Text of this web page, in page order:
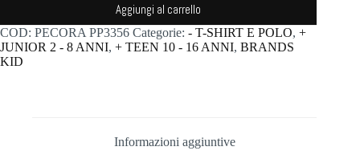
Aggiungi al carrello
COD: PECORA PP3356 Categorie: - T-SHIRT E POLO, +
JUNIOR 2 - 8 ANNI, + TEEN 10 - 16 ANNI, BRANDS
KID
Informazioni aggiuntive